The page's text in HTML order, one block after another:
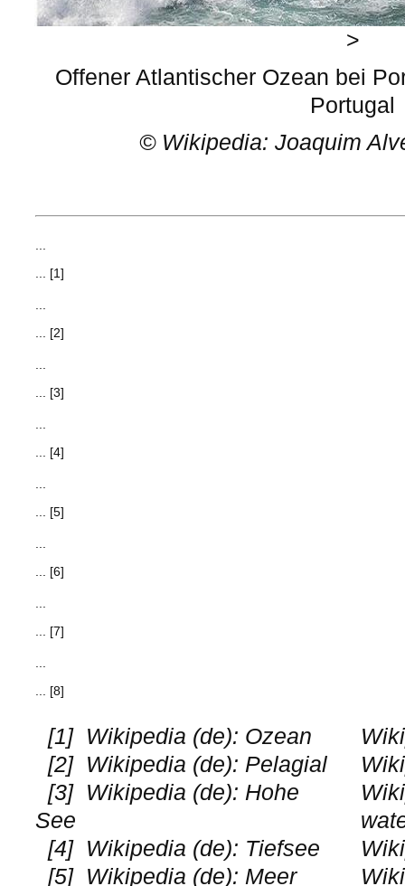
>
Offener Atlantischer Ozean bei
Portugal
© Wikipedia: Joaquim
... [1]
... [2]
... [3]
... [4]
... [5]
... [6]
... [7]
... [8]
[1] Wikipedia (de): Ozean
[2] Wikipedia (de): Pelagial
[3] Wikipedia (de): Hohe
See
[4] Wikipedia (de): Tiefsee
[5] Wikipedia (de): Meer